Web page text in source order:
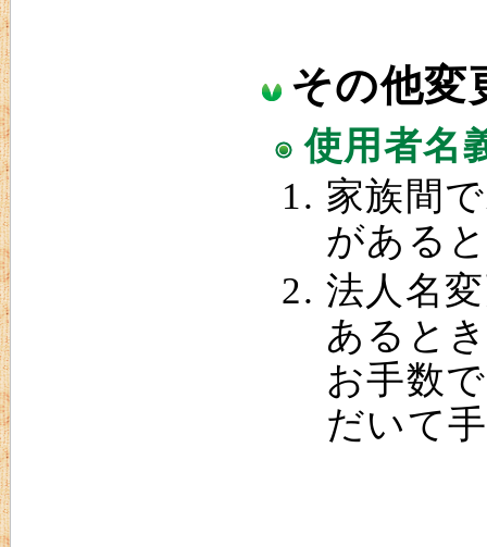
その他変
使用者名
家族間
がある
法人名
あると
お手数
だいて